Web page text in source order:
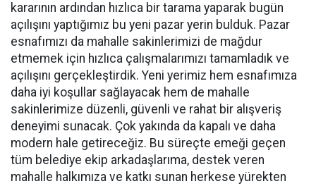
kararının ardından hızlıca bir tarama yaparak bugün
açılışını yaptığımız bu yeni pazar yerin bulduk. Pazar
esnafımızı da mahalle sakinlerimizi de mağdur
etmemek için hızlıca çalışmalarımızı tamamladık ve
açılışını gerçekleştirdik. Yeni yerimiz hem esnafımıza
daha iyi koşullar sağlayacak hem de mahalle
sakinlerimize düzenli, güvenli ve rahat bir alışveriş
deneyimi sunacak. Çok yakında da kapalı ve daha
modern hale getireceğiz. Bu süreçte emeği geçen
tüm belediye ekip arkadaşlarıma, destek veren
mahalle halkımıza ve katkı sunan herkese yürekten